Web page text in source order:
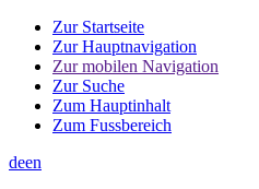
Zur Startseite
Zur Hauptnavigation
Zur mobilen Navigation
Zur Suche
Zum Hauptinhalt
Zum Fussbereich
deen